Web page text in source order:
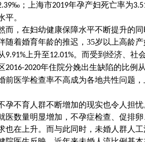
‰；上海市2019年孕产妇死亡率为
平。
而，在妇幼健康保障水平不断提升的
随着婚育年龄的推迟， 35岁以上高龄
9.91% 上升至12.01%。而受到经济、社
2016-2020年住院分娩出生缺陷的比例
前医学检查率不高成为各地共性问题
孕不育人群不断增加的现实也令人担
医数量明显增加，不孕症检查、促排
也在上升。而与此同时，未婚人群人